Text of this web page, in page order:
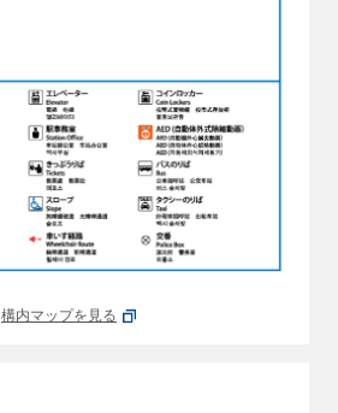
構内マップを見る